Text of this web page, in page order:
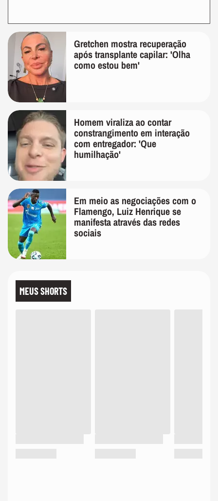
Gretchen mostra recuperação
após transplante capilar: 'Olha
como estou bem'
Homem viraliza ao contar
constrangimento em interação
com entregador: 'Que
humilhação'
Em meio as negociações com o
Flamengo, Luiz Henrique se
manifesta através das redes
sociais
MEUS SHORTS